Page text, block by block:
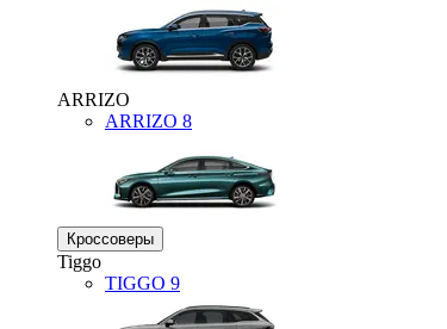
ARRIZO
ARRIZO 8
Кроссоверы
Tiggo
TIGGO 9